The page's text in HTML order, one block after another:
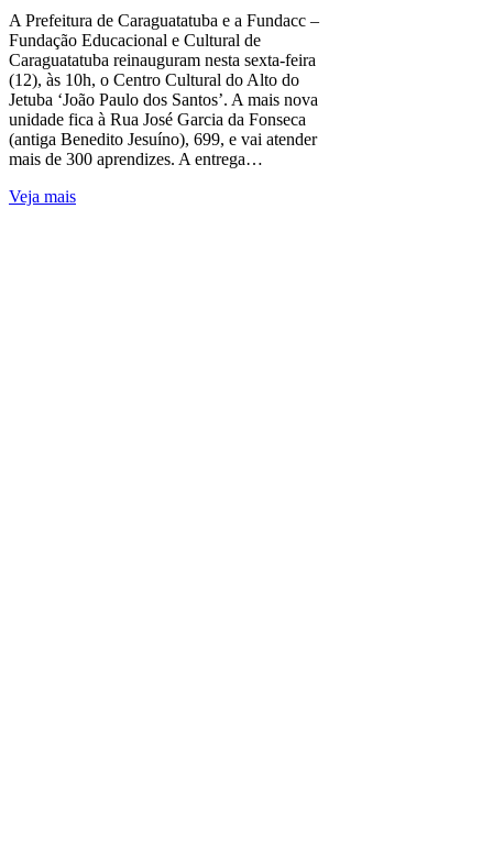
A Prefeitura de Caraguatatuba e a Fundacc –
Fundação Educacional e Cultural de
Caraguatatuba reinauguram nesta sexta-feira
(12), às 10h, o Centro Cultural do Alto do
Jetuba ‘João Paulo dos Santos’. A mais nova
unidade fica à Rua José Garcia da Fonseca
(antiga Benedito Jesuíno), 699, e vai atender
mais de 300 aprendizes. A entrega…
Veja mais